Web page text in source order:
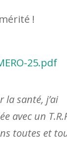
!
25.pdf
santé, j’ai
avec un
toutes et